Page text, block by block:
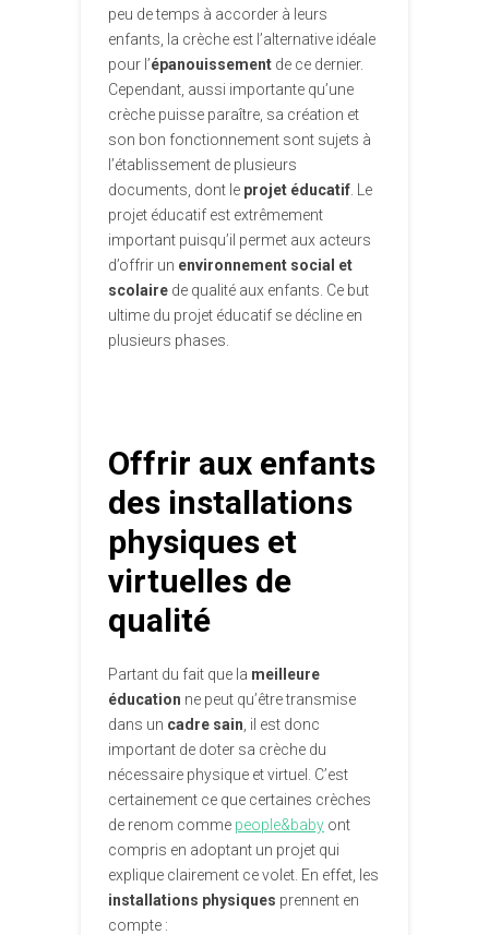
peu de temps à accorder à leurs
enfants, la crèche est l’alternative idéale
pour l’épanouissement de ce dernier.
Cependant, aussi importante qu’une
crèche puisse paraître, sa création et
son bon fonctionnement sont sujets à
l’établissement de plusieurs
documents, dont le projet éducatif. Le
projet éducatif est extrêmement
important puisqu’il permet aux acteurs
d’offrir un environnement social et
scolaire de qualité aux enfants. Ce but
ultime du projet éducatif se décline en
plusieurs phases.
Offrir aux enfants
des installations
physiques et
virtuelles de
qualité
Partant du fait que la meilleure
éducation ne peut qu’être transmise
dans un cadre sain, il est donc
important de doter sa crèche du
nécessaire physique et virtuel. C’est
certainement ce que certaines crèches
de renom comme people&baby ont
compris en adoptant un projet qui
explique clairement ce volet. En effet, les
installations physiques prennent en
compte :